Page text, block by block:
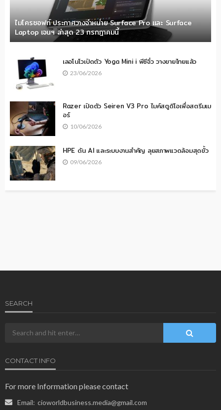
ไมโครซอฟท์ ประกาศวางจำหน่าย Surface Pro และ Surface
Laptop เจนฯ ล่าสุด 23 กรกฎาคมนี้
เลอโนโวเปิดตัว Yoga Mini i พีซีจิ๋ว วางขายไทยแล้ว
23/06/2026
Razer เปิดตัว Seiren V3 Pro ไมค์สตูดิโอเพื่อสตรีมเม
อร์
10/06/2026
HPE ดัน AI และระบบงานสำคัญ ลุยสภาพแวดล้อมสุดขั้ว
09/06/2026
SEARCH
CONTACT INFO
For more Information please contact
Email: cioworldbusiness.media@gmail.com